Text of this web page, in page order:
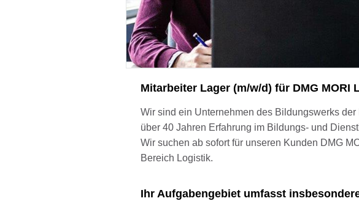
Mitarbeiter Lager (m/w/d) für DMG MORI
Wir sind ein Unternehmen des Bildungswerks
über 40 Jahren Erfahrung im Bildungs- und
Wir suchen ab sofort für unseren Kunden DMG
Bereich Logistik.
Ihr Aufgabengebiet umfasst